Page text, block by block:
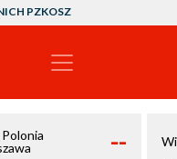
PZKOSZ
--